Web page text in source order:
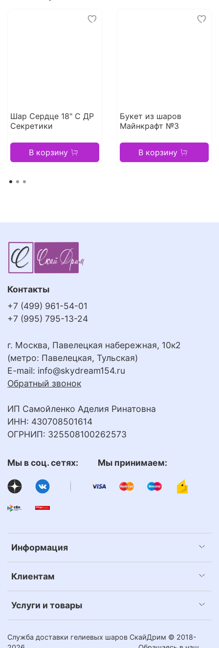
Шар Сердце 18" С ДР
Секретики
В корзину
Букет из шаров
Майнкрафт №3
В корзину
Информация
Клиентам
Услуги и товары
Контакты
+7 (499) 961-54-01
+7 (995) 795-13-24
г. Москва, Павелецкая набережная, 10к2
(метро: Павелецкая, Тульская)
E-mail: info@skydream154.ru
Обратный звонок
ИП Самойленко Аделия Ринатовна
ИНН: 430708501614
ОГРНИП: 325508100262573
Мы в соц. сетях: Мы принимаем:
Служба доставки гелиевых шаров СкайДрим © 2018-